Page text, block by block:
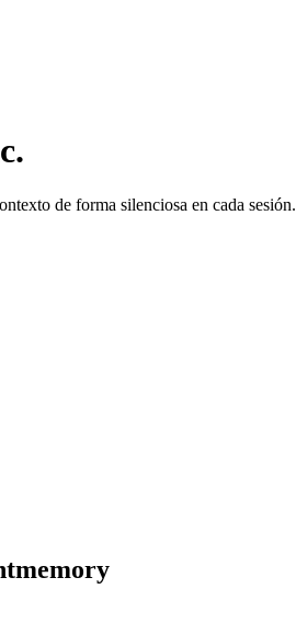
de forma silenciosa en cada sesión.